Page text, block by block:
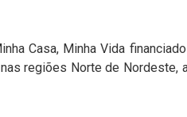
Casa, Minha Vida
regiões Norte de Nordeste,